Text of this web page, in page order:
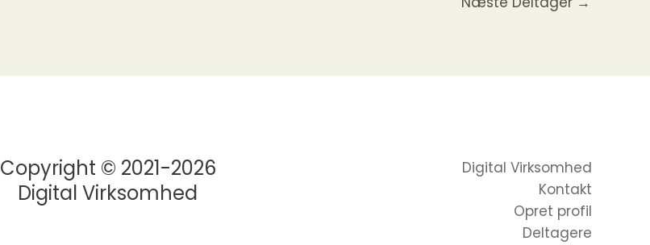
Copyright © 2021-2026
Digital Virksomhed
Digital Virksomhed
Kontakt
Opret profil
Deltagere